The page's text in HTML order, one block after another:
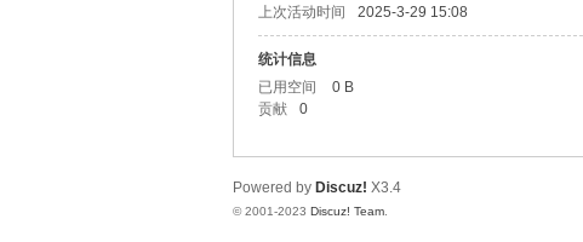
上次活动时间
2025-3-29 15:08
统计信息
已用空间
0 B
贡献
0
Powered by Discuz! X3.4
© 2001-2023 Discuz! Team